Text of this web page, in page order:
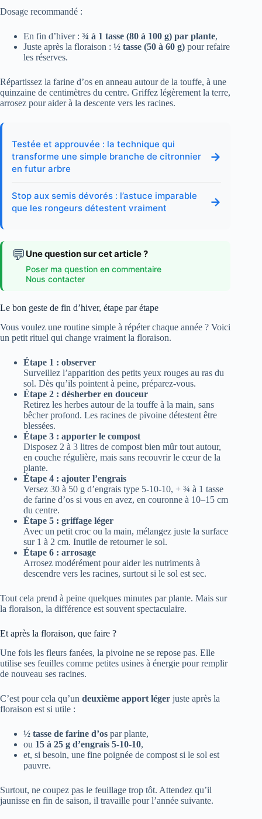
Dosage recommandé :
En fin d’hiver : ¾ à 1 tasse (80 à 100 g) par plante,
Juste après la floraison : ½ tasse (50 à 60 g) pour refaire
les réserves.
Répartissez la farine d’os en anneau autour de la touffe, à une
quinzaine de centimètres du centre. Griffez légèrement la terre,
arrosez pour aider à la descente vers les racines.
Testée et approuvée : la technique qui
transforme une simple branche de citronnier
en futur arbre
→
Stop aux semis dévorés : l’astuce imparable
que les rongeurs détestent vraiment
→
💬 Une question sur cet article ?
Poser ma question en commentaire
Nous contacter
Le bon geste de fin d’hiver, étape par étape
Vous voulez une routine simple à répéter chaque année ? Voici
un petit rituel qui change vraiment la floraison.
Étape 1 : observer
Surveillez l’apparition des petits yeux rouges au ras du
sol. Dès qu’ils pointent à peine, préparez-vous.
Étape 2 : désherber en douceur
Retirez les herbes autour de la touffe à la main, sans
bêcher profond. Les racines de pivoine détestent être
blessées.
Étape 3 : apporter le compost
Disposez 2 à 3 litres de compost bien mûr tout autour,
en couche régulière, mais sans recouvrir le cœur de la
plante.
Étape 4 : ajouter l’engrais
Versez 30 à 50 g d’engrais type 5-10-10, + ¾ à 1 tasse
de farine d’os si vous en avez, en couronne à 10–15 cm
du centre.
Étape 5 : griffage léger
Avec un petit croc ou la main, mélangez juste la surface
sur 1 à 2 cm. Inutile de retourner le sol.
Étape 6 : arrosage
Arrosez modérément pour aider les nutriments à
descendre vers les racines, surtout si le sol est sec.
Tout cela prend à peine quelques minutes par plante. Mais sur
la floraison, la différence est souvent spectaculaire.
Et après la floraison, que faire ?
Une fois les fleurs fanées, la pivoine ne se repose pas. Elle
utilise ses feuilles comme petites usines à énergie pour remplir
de nouveau ses racines.
C’est pour cela qu’un deuxième apport léger juste après la
floraison est si utile :
½ tasse de farine d’os par plante,
ou 15 à 25 g d’engrais 5-10-10,
et, si besoin, une fine poignée de compost si le sol est
pauvre.
Surtout, ne coupez pas le feuillage trop tôt. Attendez qu’il
jaunisse en fin de saison, il travaille pour l’année suivante.